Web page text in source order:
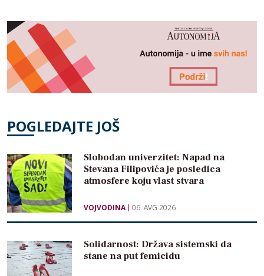
POGLEDAJTE JOŠ
Slobodan univerzitet: Napad na
Stevana Filipovića je posledica
atmosfere koju vlast stvara
VOJVODINA 06. AVG 2026
Solidarnost: Država sistemski da
stane na put femicidu